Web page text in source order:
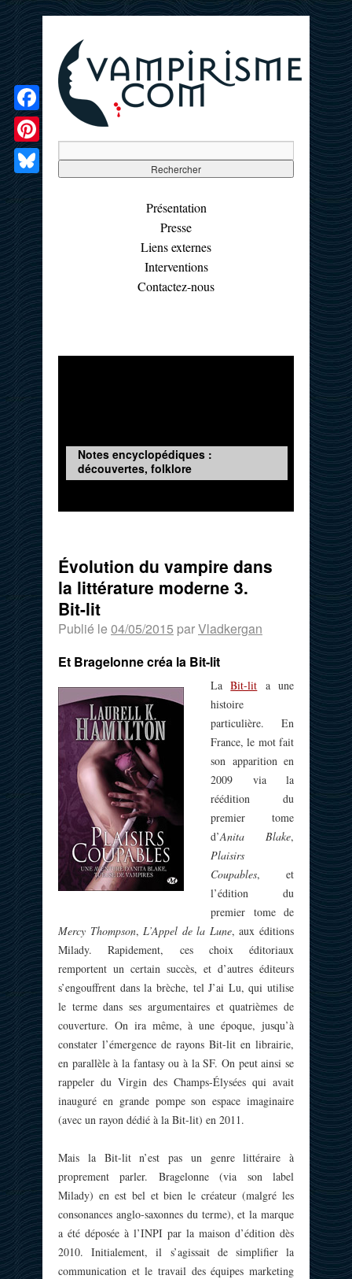
Présentation
Presse
Liens externes
Interventions
Contactez-nous
Notes encyclopédiques :
découvertes, folklore
Évolution du vampire dans
la littérature moderne 3.
Bit-lit
Publié le 04/05/2015 parVladkergan
Et Bragelonne créa la Bit-lit
LaBit-lit a une
histoire
particulière. En
France, le mot fait
son apparition en
2009 via la
réédition du
premier tome
d’Anita Blake,
Plaisirs
Coupables, et
l’édition du
premier tome de
Mercy Thompson,L’Appel de la Lune, aux éditions
Milady. Rapidement, ces choix éditoriaux
remportent un certain succès, et d’autres éditeurs
s’engouffrent dans la brèche, tel J’ai Lu, qui utilise
le terme dans ses argumentaires et quatrièmes de
couverture. On ira même, à une époque, jusqu’à
constater l’émergence de rayons Bit-lit en librairie,
en parallèle à la fantasy ou à la SF. On peut ainsi se
rappeler du Virgin des Champs-Élysées qui avait
inauguré en grande pompe son espace imaginaire
(avec un rayon dédié à la Bit-lit) en 2011.
Mais la Bit-lit n’est pas un genre littéraire à
proprement parler. Bragelonne (via son label
Milady) en est bel et bien le créateur (malgré les
consonances anglo-saxonnes du terme), et la marque
a été déposée à l’INPI par la maison d’édition dès
2010. Initialement, il s’agissait de simplifier la
communication et le travail des équipes marketing
Facebook
Pinterest
Bluesky